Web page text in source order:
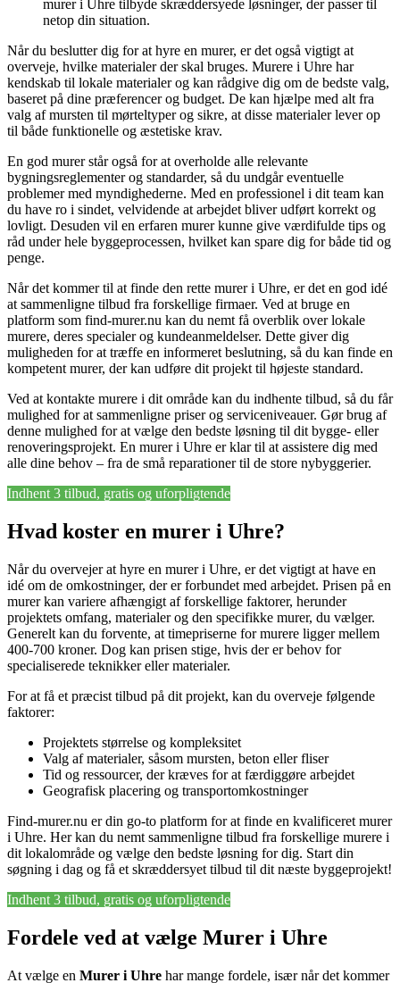
murer i Uhre tilbyde skræddersyede løsninger, der passer til
netop din situation.
Når du beslutter dig for at hyre en murer, er det også vigtigt at
overveje, hvilke materialer der skal bruges. Murere i Uhre har
kendskab til lokale materialer og kan rådgive dig om de bedste valg,
baseret på dine præferencer og budget. De kan hjælpe med alt fra
valg af mursten til mørteltyper og sikre, at disse materialer lever op
til både funktionelle og æstetiske krav.
En god murer står også for at overholde alle relevante
bygningsreglementer og standarder, så du undgår eventuelle
problemer med myndighederne. Med en professionel i dit team kan
du have ro i sindet, velvidende at arbejdet bliver udført korrekt og
lovligt. Desuden vil en erfaren murer kunne give værdifulde tips og
råd under hele byggeprocessen, hvilket kan spare dig for både tid og
penge.
Når det kommer til at finde den rette murer i Uhre, er det en god idé
at sammenligne tilbud fra forskellige firmaer. Ved at bruge en
platform som find-murer.nu kan du nemt få overblik over lokale
murere, deres specialer og kundeanmeldelser. Dette giver dig
muligheden for at træffe en informeret beslutning, så du kan finde en
kompetent murer, der kan udføre dit projekt til højeste standard.
Ved at kontakte murere i dit område kan du indhente tilbud, så du får
mulighed for at sammenligne priser og serviceniveauer. Gør brug af
denne mulighed for at vælge den bedste løsning til dit bygge- eller
renoveringsprojekt. En murer i Uhre er klar til at assistere dig med
alle dine behov – fra de små reparationer til de store nybyggerier.
Indhent 3 tilbud, gratis og uforpligtende
Hvad koster en murer i Uhre?
Når du overvejer at hyre en murer i Uhre, er det vigtigt at have en
idé om de omkostninger, der er forbundet med arbejdet. Prisen på en
murer kan variere afhængigt af forskellige faktorer, herunder
projektets omfang, materialer og den specifikke murer, du vælger.
Generelt kan du forvente, at timepriserne for murere ligger mellem
400-700 kroner. Dog kan prisen stige, hvis der er behov for
specialiserede teknikker eller materialer.
For at få et præcist tilbud på dit projekt, kan du overveje følgende
faktorer:
Projektets størrelse og kompleksitet
Valg af materialer, såsom mursten, beton eller fliser
Tid og ressourcer, der kræves for at færdiggøre arbejdet
Geografisk placering og transportomkostninger
Find-murer.nu er din go-to platform for at finde en kvalificeret murer
i Uhre. Her kan du nemt sammenligne tilbud fra forskellige murere i
dit lokalområde og vælge den bedste løsning for dig. Start din
søgning i dag og få et skræddersyet tilbud til dit næste byggeprojekt!
Indhent 3 tilbud, gratis og uforpligtende
Fordele ved at vælge Murer i Uhre
At vælge en Murer i Uhre har mange fordele, især når det kommer